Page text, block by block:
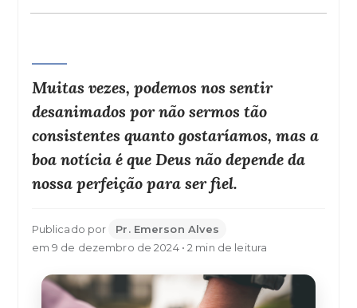
Muitas vezes, podemos nos sentir
desanimados por não sermos tão
consistentes quanto gostaríamos, mas a
boa notícia é que Deus não depende da
nossa perfeição para ser fiel.
Publicado por
Pr. Emerson Alves
em 9 de dezembro de 2024 • 2 min de leitura